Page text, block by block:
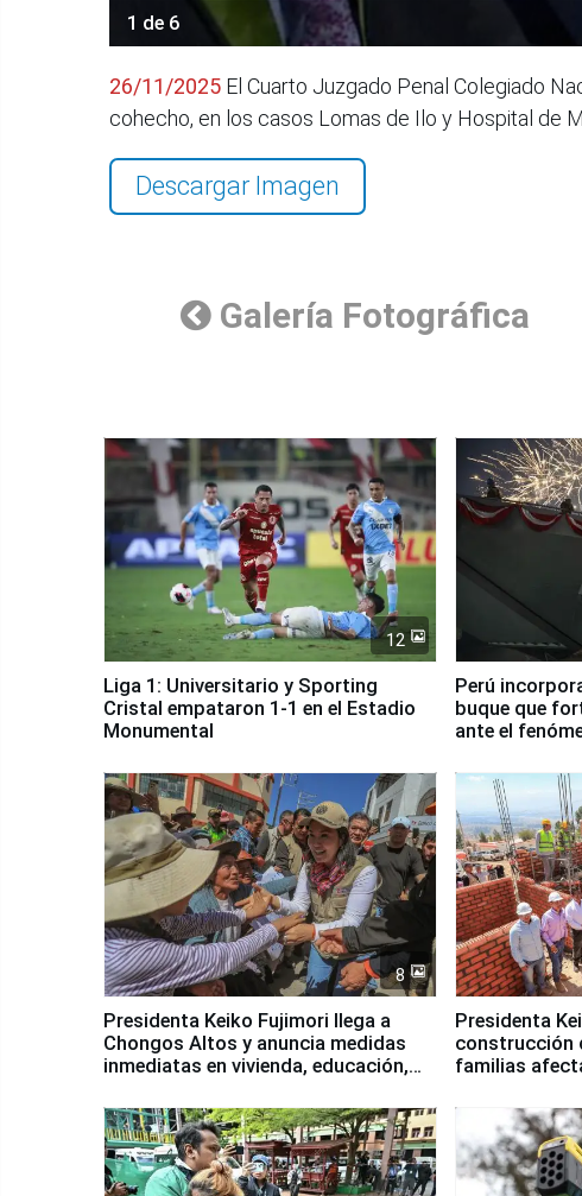
1 de 6
26/11/2025 El Cuarto Juzgado Penal Colegiado
cohecho, en los casos Lomas de Ilo y Hospital de
Descargar Imagen
Galería Fotográfica
12
Liga 1: Universitario y Sporting
Cristal empataron 1-1 en el Estadio
Monumental
Perú
buque que
ante el
8
Presidenta Keiko Fujimori llega a
Chongos Altos y anuncia medidas
inmediatas en vivienda, educación,
Presidenta
construcción
familias